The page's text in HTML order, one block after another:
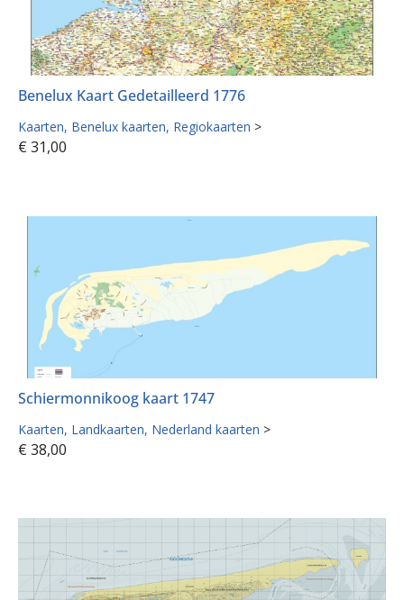
Benelux Kaart Gedetailleerd 1776
Kaarten Benelux kaarten Regiokaarten >
€ 31,00
Schiermonnikoog kaart 1747
Kaarten Landkaarten Nederland kaarten >
€ 38,00